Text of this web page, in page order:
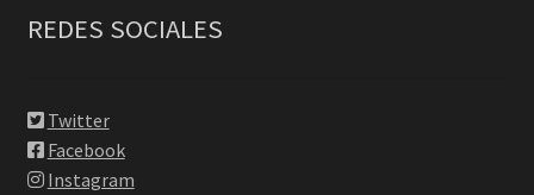
REDES SOCIALES
Twitter
Facebook
Instagram